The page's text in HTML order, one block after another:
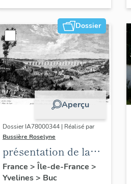
Dossier
Aperçu
Dossier IA78000344 | Réalisé par
Bussière Roselyne
présentation de la
commune de Buc
France > Île-de-France >
Yvelines> Buc